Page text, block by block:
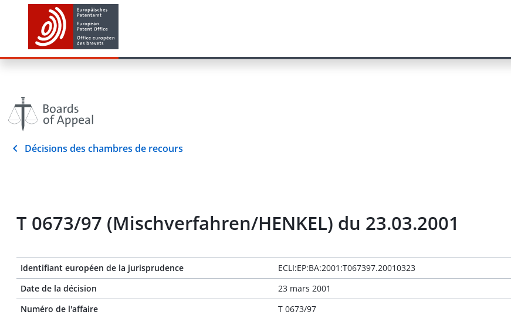
Décisions des chambres de recours
T 0673/97 (Mischverfahren/HENKEL) du 23.03.2001
Identifiant européen de la jurisprudence
ECLI:EP:BA:2001:T067397.20010323
Date de la décision
23 mars 2001
Numéro de l'affaire
T 0673/97